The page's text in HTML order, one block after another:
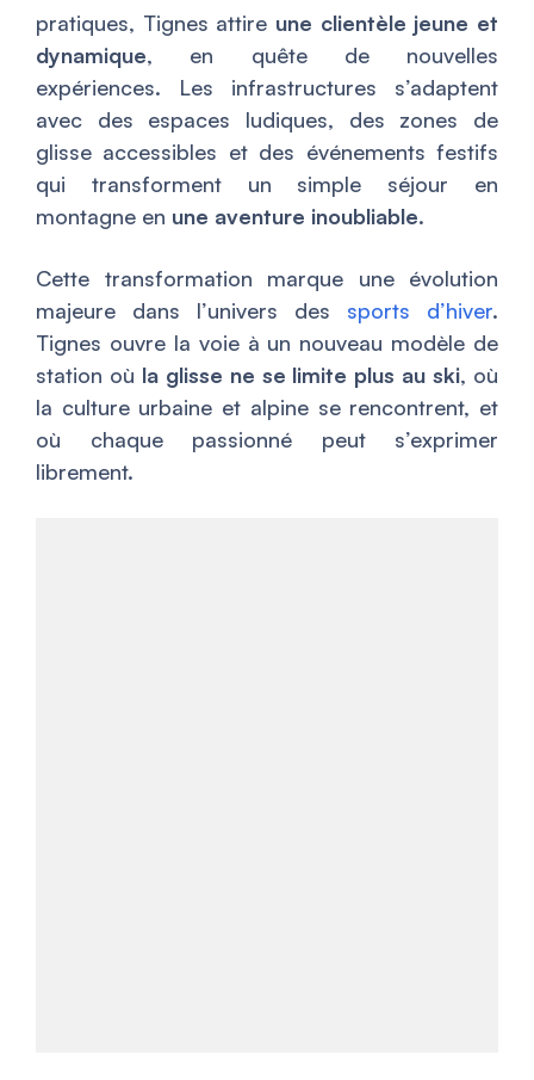
pratiques, Tignes attire une clientèle jeune et
dynamique, en quête de nouvelles
expériences. Les infrastructures s’adaptent
avec des espaces ludiques, des zones de
glisse accessibles et des événements festifs
qui transforment un simple séjour en
montagne en une aventure inoubliable.
Cette transformation marque une évolution
majeure dans l’univers des sports d’hiver.
Tignes ouvre la voie à un nouveau modèle de
station où la glisse ne se limite plus au ski, où
la culture urbaine et alpine se rencontrent, et
où chaque passionné peut s’exprimer
librement.